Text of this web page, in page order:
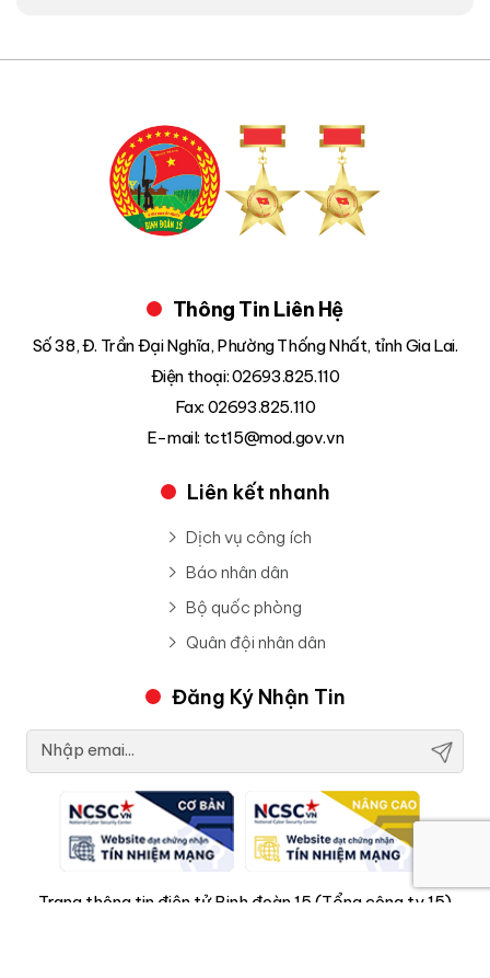
Thông Tin Liên Hệ
Số 38, Đ. Trần Đại Nghĩa, Phường Thống Nhất, tỉnh Gia Lai.
Điện thoại: 02693.825.110
Fax: 02693.825.110
E-mail: tct15@mod.gov.vn
Liên kết nhanh
Dịch vụ công ích
Báo nhân dân
Bộ quốc phòng
Quân đội nhân dân
Đăng Ký Nhận Tin
Trang thông tin điện tử Binh đoàn 15 (Tổng công ty 15)